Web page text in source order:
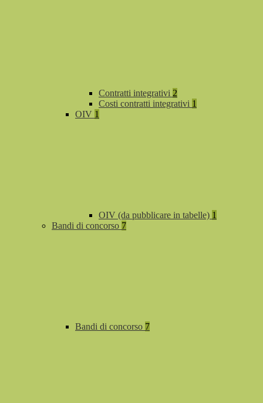
Contratti integrativi 2
Costi contratti integrativi 1
OIV 1
OIV (da pubblicare in tabelle) 1
Bandi di concorso 7
Bandi di concorso 7